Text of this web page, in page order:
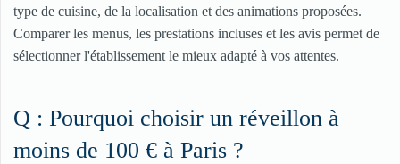
type de cuisine, de la localisation et des animations proposées.
Comparer les menus, les prestations incluses et les avis permet de
sélectionner l'établissement le mieux adapté à vos attentes.
Q : Pourquoi choisir un réveillon à
moins de 100 € à Paris ?